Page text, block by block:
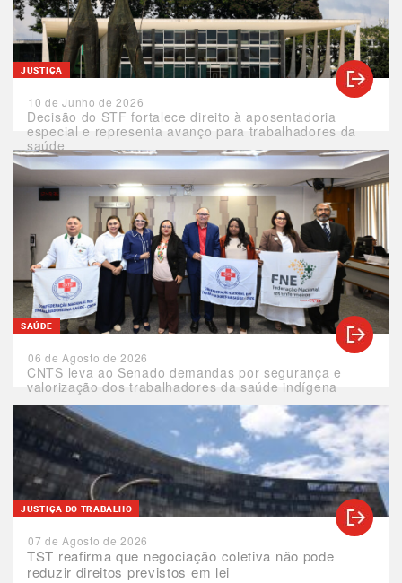
Decisão do STF fortalece direito à aposentadoria
especial e representa avanço para trabalhadores da
saúde
JUSTIÇA
10 de Junho de 2026
CNTS leva ao Senado demandas por segurança e
valorização dos trabalhadores da saúde indígena
SAÚDE
06 de Agosto de 2026
TST reafirma que negociação coletiva não pode
reduzir direitos previstos em lei
JUSTIÇA DO TRABALHO
07 de Agosto de 2026